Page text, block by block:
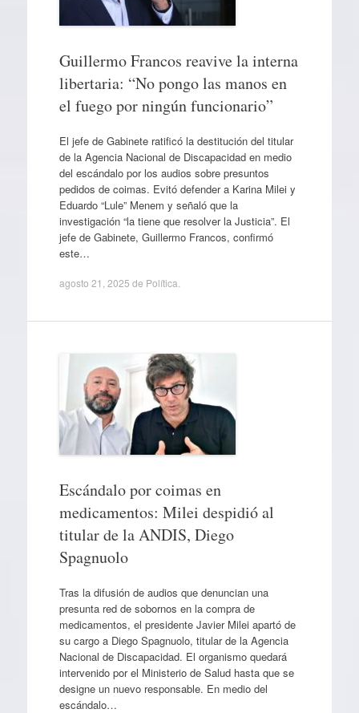
Guillermo Francos reavive la interna
libertaria: “No pongo las manos en
el fuego por ningún funcionario”
El jefe de Gabinete ratificó la destitución del titular
de la Agencia Nacional de Discapacidad en medio
del escándalo por los audios sobre presuntos
pedidos de coimas. Evitó defender a Karina Milei y
Eduardo “Lule” Menem y señaló que la
investigación “la tiene que resolver la Justicia”. El
jefe de Gabinete, Guillermo Francos, confirmó
este…
agosto 21, 2025 de Política
Escándalo por coimas en
medicamentos: Milei despidió al
titular de la ANDIS, Diego
Spagnuolo
Tras la difusión de audios que denuncian una
presunta red de sobornos en la compra de
medicamentos, el presidente Javier Milei apartó de
su cargo a Diego Spagnuolo, titular de la Agencia
Nacional de Discapacidad. El organismo quedará
intervenido por el Ministerio de Salud hasta que se
designe un nuevo responsable. En medio del
escándalo…